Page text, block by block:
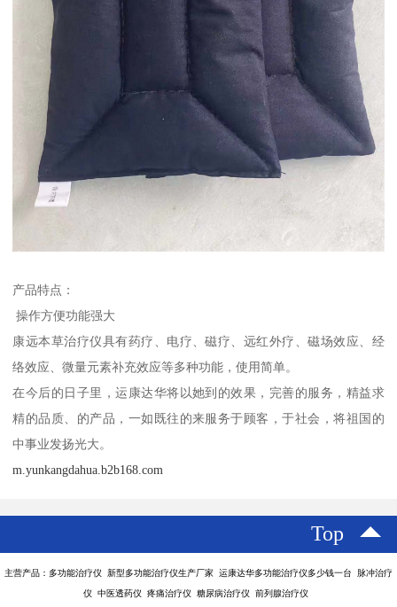
产品特点：
操作方便功能强大
康远本草治疗仪具有药疗、电疗、磁疗、远红外疗、磁场效应、经
络效应、微量元素补充效应等多种功能，使用简单。
在今后的日子里，运康达华将以她到的效果，完善的服务，精益求
精的品质、的产品，一如既往的来服务于顾客，于社会，将祖国的
中事业发扬光大。
m.yunkangdahua.b2b168.com
Top
主营产品：多功能治疗仪 新型多功能治疗仪生产厂家 运康达华多功能治疗仪多少钱一台 脉冲治疗
仪 中医透药仪 疼痛治疗仪 糖尿病治疗仪 前列腺治疗仪